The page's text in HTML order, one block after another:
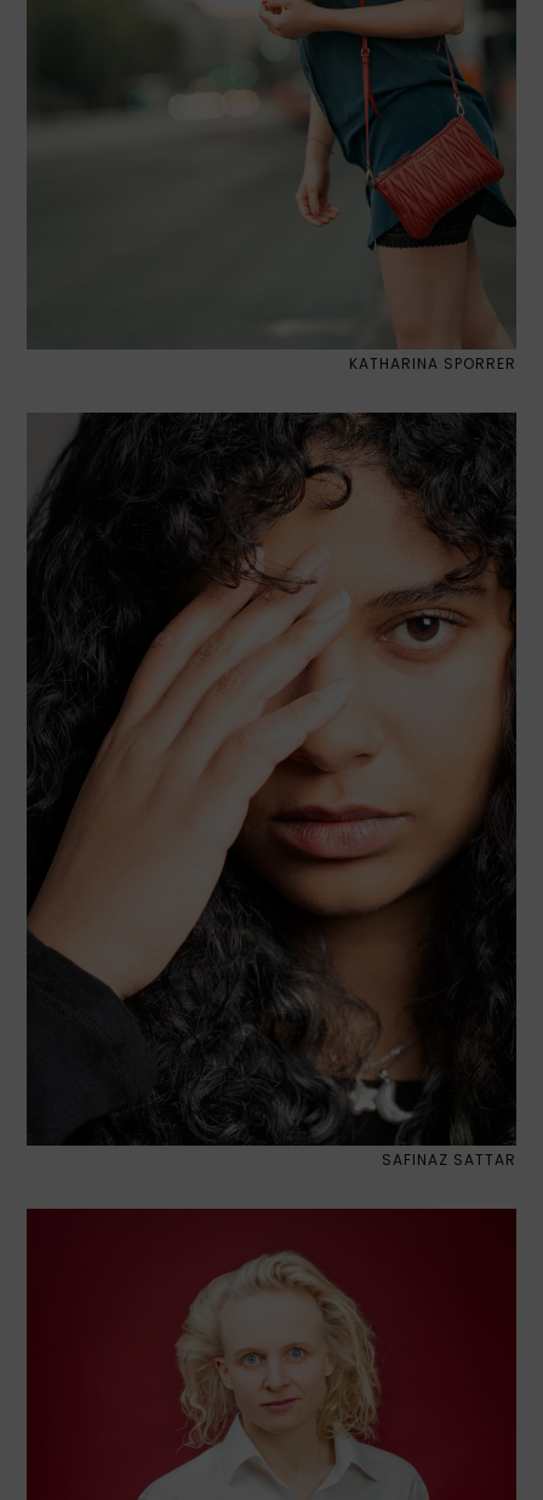
KATHARINA SPORRER
SAFINAZ SATTAR